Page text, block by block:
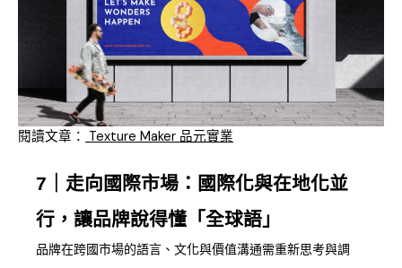
閱讀文章： Texture Maker 品元實業
7｜走向國際市場：國際化與在地化並
行，讓品牌說得懂「全球語」
品牌在跨國市場的語言、文化與價值溝通需重新思考與調